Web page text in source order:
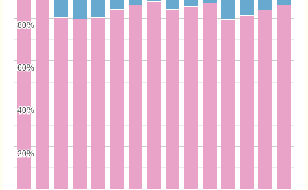
20%
20%
40%
40%
60%
60%
80%
80%